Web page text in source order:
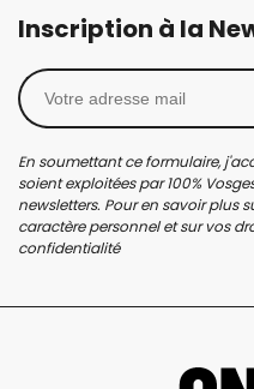
Inscription à la
En soumettant ce formulaire,
soient exploitées par 100%
newsletters. Pour en savoir plus
caractère personnel et sur vos
confidentialité